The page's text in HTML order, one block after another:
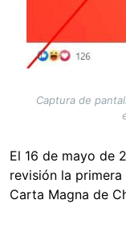
Captura de
El 16 de mayo de
revisión la
Carta Magna de